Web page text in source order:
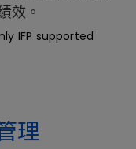
效。
IFP supported
理